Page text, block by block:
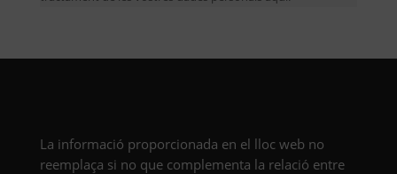
La informació proporcionada en el lloc web no
reemplaça si no que complementa la relació entre